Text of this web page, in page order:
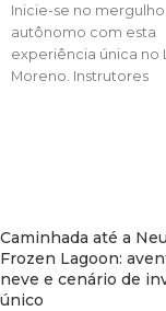
Inicie-se no mergulho
autônomo com esta
experiência única no
Moreno. Instrutores
completo e traslado
Caminhada até a
Frozen Lagoon:
neve e cenário de
único